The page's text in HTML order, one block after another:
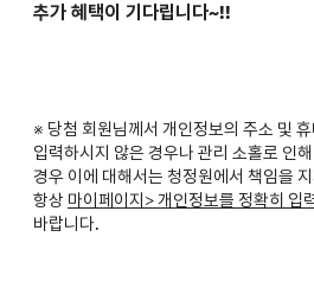
추가 혜택이 기다립니다~!!
※ 당첨 회원님께서 개인정보의 주소 및
입력하시지 않은 경우나 관리 소홀로 인
경우 이에 대해서는 청정원에서 책임을
항상 마이페이지> 개인정보를 정확히 입
바랍니다.